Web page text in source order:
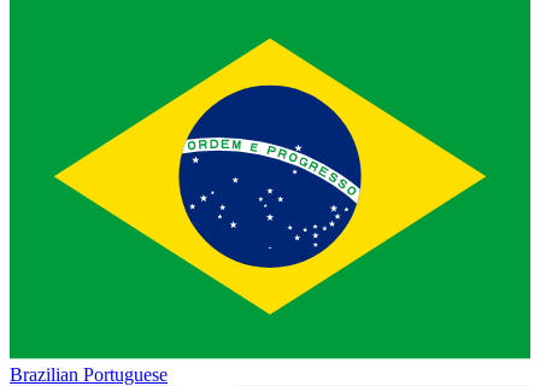
Brazilian Portuguese